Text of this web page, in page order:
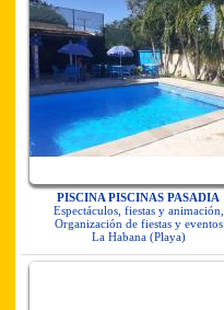
PISCINA PISCINAS PASADIA
Espectáculos, fiestas y animación,
Organización de fiestas y eventos
La Habana (Playa)